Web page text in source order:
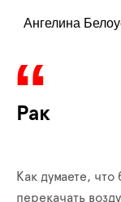
Ангелина
Рак
Как думаете,
перекачать